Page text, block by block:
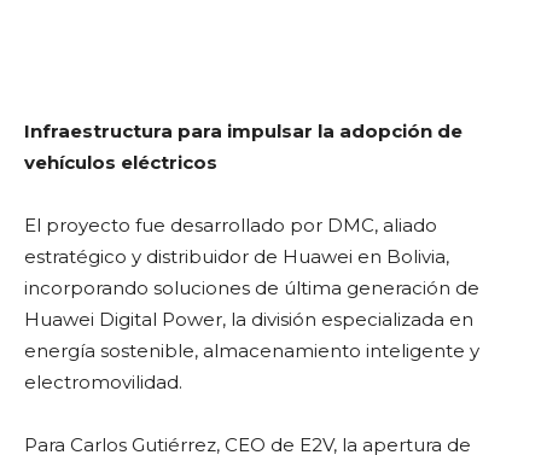
Infraestructura para impulsar la adopción de
vehículos eléctricos
El proyecto fue desarrollado por DMC, aliado
estratégico y distribuidor de Huawei en Bolivia,
incorporando soluciones de última generación de
Huawei Digital Power, la división especializada en
energía sostenible, almacenamiento inteligente y
electromovilidad.
Para Carlos Gutiérrez, CEO de E2V, la apertura de